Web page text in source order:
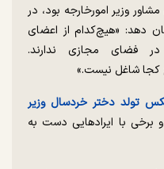
وزیر امورخارجه بود، در
دهد: «هیچ‌کدام از اعضای
فضای مجازی ندارند.
کجا شاغل نیست.»
تولد دختر خردسال وزیر
برخی با ایرادهایی دست به